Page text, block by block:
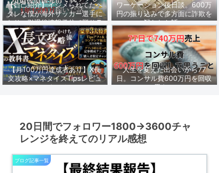
【自己紹介】イジメられてたヘ
タレな僕が海外サッカー選手に
なり、引退後情報発信で脱サラ
し1年1500万稼いだ話。
ワーケーション後日談。600万
円の振り込みで多方面に詐欺を
疑われた話。
【月100万円達成者あり】X長
文攻略×マネタイズTipsレビュ
ーまとめ
人生を変えた出会いから77
日。コンサル費600万円を回収
して思うこと。
20日間でフォロワー1800→3600チャ
レンジを終えてのリアル感想
ブログ記事一覧